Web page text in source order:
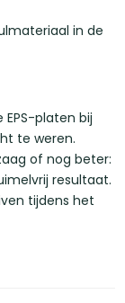
in de
platen bij
te weren.
of nog beter:
resultaat.
tijdens het